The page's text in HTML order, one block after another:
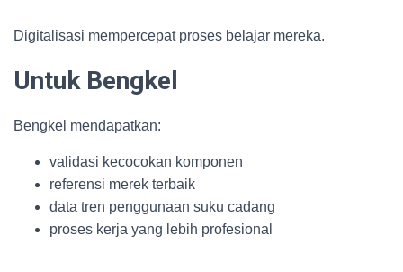
Digitalisasi mempercepat proses belajar mereka.
Untuk Bengkel
Bengkel mendapatkan:
validasi kecocokan komponen
referensi merek terbaik
data tren penggunaan suku cadang
proses kerja yang lebih profesional